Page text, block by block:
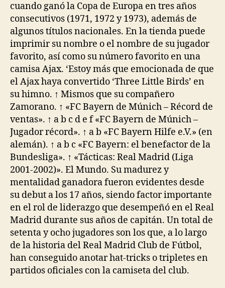
cuando ganó la Copa de Europa en tres años
consecutivos (1971, 1972 y 1973), además de
algunos títulos nacionales. En la tienda puede
imprimir su nombre o el nombre de su jugador
favorito, así como su número favorito en una
camisa Ajax. ‘Estoy más que emocionada de que
el Ajax haya convertido ‘Three Little Birds’ en
su himno. ↑ Mismos que su compañero
Zamorano. ↑ «FC Bayern de Múnich – Récord de
ventas». ↑ a b c d e f «FC Bayern de Múnich –
Jugador récord». ↑ a b «FC Bayern Hilfe e.V.» (en
alemán). ↑ a b c «FC Bayern: el benefactor de la
Bundesliga». ↑ «Tácticas: Real Madrid (Liga
2001-2002)». El Mundo. Su madurez y
mentalidad ganadora fueron evidentes desde
su debut a los 17 años, siendo factor importante
en el rol de liderazgo que desempeñó en el Real
Madrid durante sus años de capitán. Un total de
setenta y ocho jugadores son los que, a lo largo
de la historia del Real Madrid Club de Fútbol,
han conseguido anotar hat-tricks o tripletes en
partidos oficiales con la camiseta del club.